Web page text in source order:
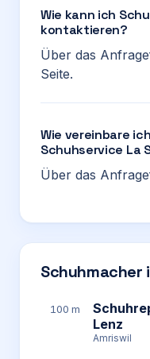
Wie kann ich
kontaktieren?
Über das
Seite.
Wie vereinbare
Schuhservice La
Über das
Schuhmacher
100 m
Lenz
Amriswil